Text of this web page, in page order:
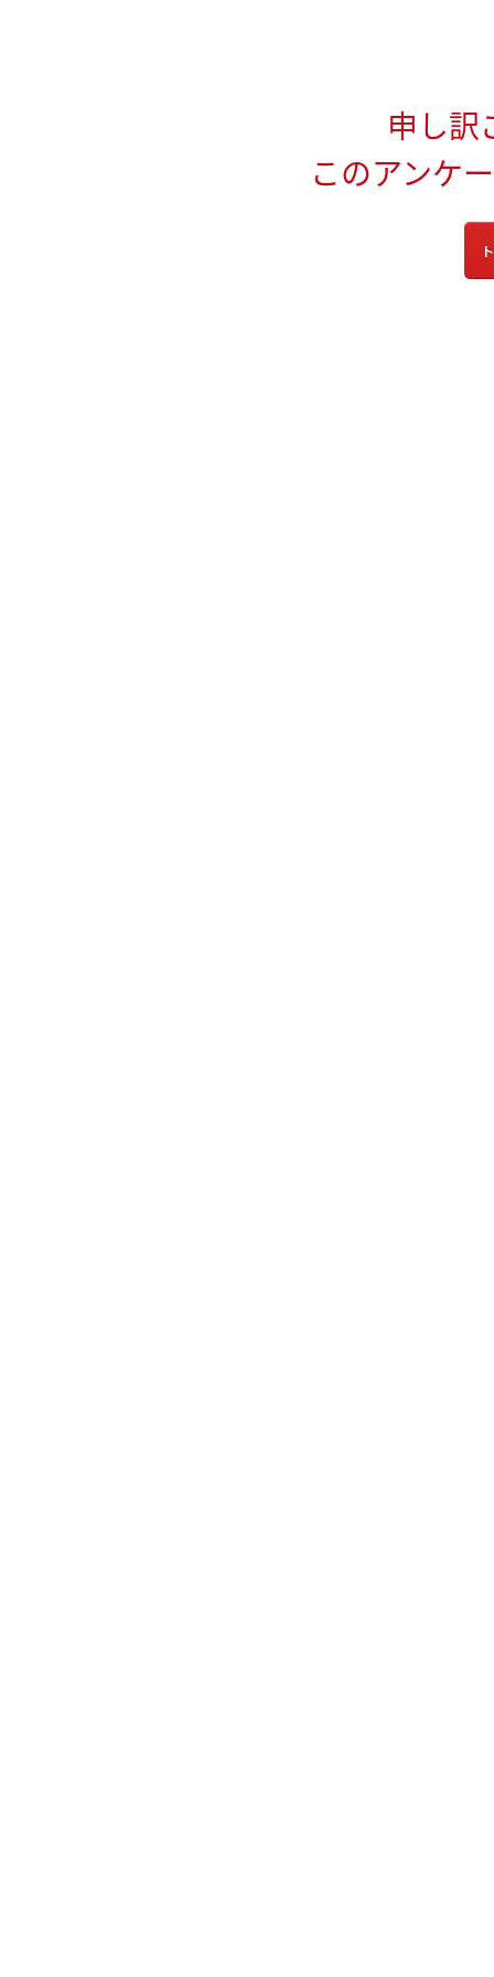
申し訳
このアンケ